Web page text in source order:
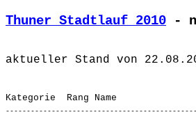
Thuner Stadtlauf 2010 -